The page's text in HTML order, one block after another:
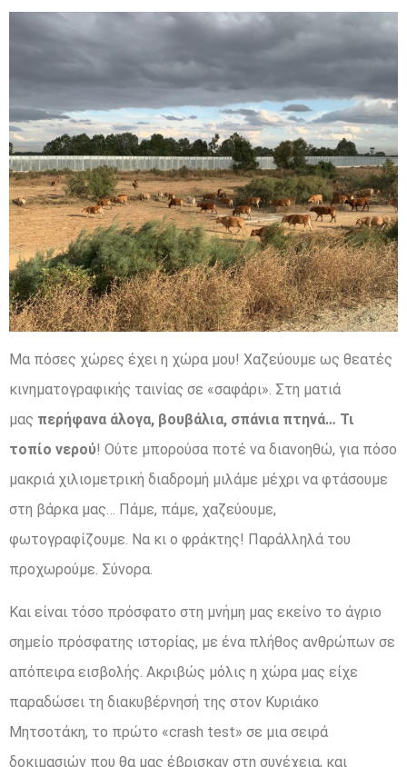
Μα πόσες χώρες έχει η χώρα μου! Χαζεύουμε ως θεατές
κινηματογραφικής ταινίας σε «σαφάρι». Στη ματιά
μας περήφανα άλογα, βουβάλια, σπάνια πτηνά… Τι
τοπίο νερού! Ούτε μπορούσα ποτέ να διανοηθώ, για πόσο
μακριά χιλιομετρική διαδρομή μιλάμε μέχρι να φτάσουμε
στη βάρκα μας… Πάμε, πάμε, χαζεύουμε,
φωτογραφίζουμε. Να κι ο φράκτης! Παράλληλά του
προχωρούμε. Σύνορα.
Και είναι τόσο πρόσφατο στη μνήμη μας εκείνο το άγριο
σημείο πρόσφατης ιστορίας, με ένα πλήθος ανθρώπων σε
απόπειρα εισβολής. Ακριβώς μόλις η χώρα μας είχε
παραδώσει τη διακυβέρνησή της στον Κυριάκο
Μητσοτάκη, το πρώτο «crash test» σε μια σειρά
δοκιμασιών που θα μας έβρισκαν στη συνέχεια, και